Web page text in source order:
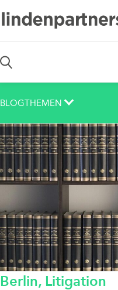
De
BLOGTHEMEN
Auch das noch
Berlin
Corona
Corporate
Data / Media / IT
Berlin, Litigation